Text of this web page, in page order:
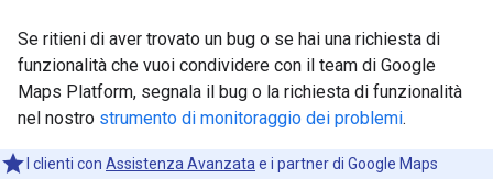
Se ritieni di aver trovato un bug o se hai una richiesta di
funzionalità che vuoi condividere con il team di Google
Maps Platform, segnala il bug o la richiesta di funzionalità
nel nostro strumento di monitoraggio dei problemi.
I clienti con Assistenza Avanzata e i partner di Google Maps